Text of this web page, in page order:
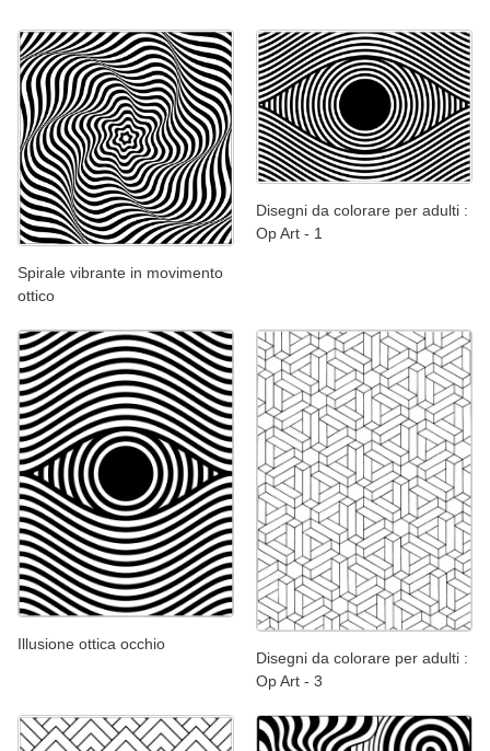
Spirale vibrante in movimento
ottico
Disegni da colorare per adulti :
Op Art - 1
Illusione ottica occhio
Disegni da colorare per adulti :
Op Art - 3